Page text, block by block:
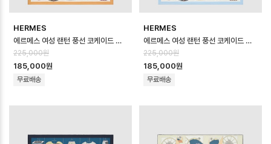
HERMES
에르메스 여성 랜턴 풍선 코케이드 스카프 - Hermes Womens Lanternes B…
225,000원
185,000원
무료배송
HERMES
에르메스 여성 랜턴 풍선 코케이드 스카프 - Hermes Womens Lanternes B…
225,000원
185,000원
무료배송